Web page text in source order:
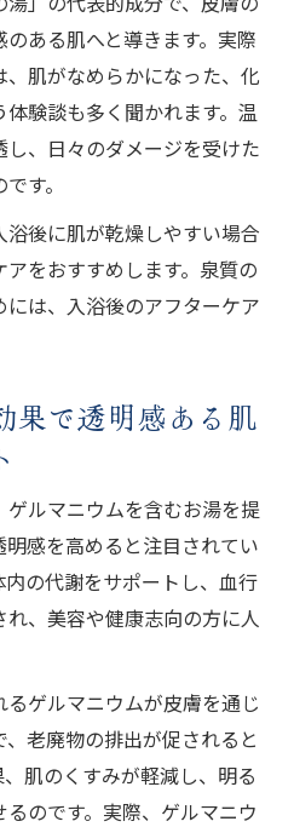
龍神温泉周辺の癒しスポ
理由を探る
湯と呼ばれる背景と歴史
泉の泉質の特徴を詳しく
ウムの働きと実感できる
目される理由と選ばれる
れるゲルマニウムの効能
復に効果的なゲルマニウ
つ龍神温泉の成分解説
おすすめの入浴メリット
能とリフレッシュポイン
ある肌へと導きます。実際
肌がなめらかになった、化
験談も多く聞かれます。温
、日々のダメージを受けた
す。
後に肌が乾燥しやすい場合
をおすすめします。泉質の
は、入浴後のアフターケア
果で透明感ある肌
ルマニウムを含むお湯を提
感を高めると注目されてい
の代謝をサポートし、血行
、美容や健康志向の方に人
ゲルマニウムが皮膚を通じ
老廃物の排出が促されると
肌のくすみが軽減し、明る
のです。実際、ゲルマニウ